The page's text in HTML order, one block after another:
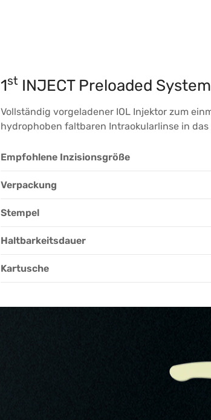
1st INJECT Preloaded System
Vollständig vorgeladener IOL Injektor zum
hydrophoben faltbaren Intraokularlinse in das
Empfohlene Inzisionsgröße
Verpackung
Stempel
Haltbarkeitsdauer
Kartusche